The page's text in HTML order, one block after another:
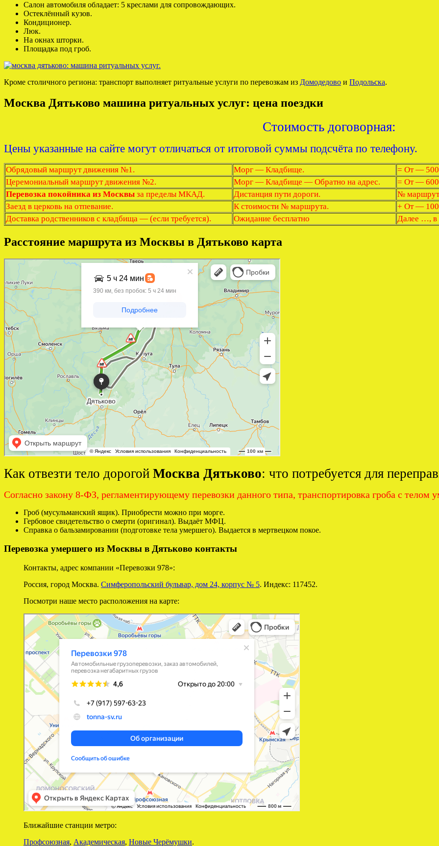
Салон автомобиля обладает: 5 креслами для сопровождающих.
Остеклённый кузов.
Кондиционер.
Люк.
На окнах шторки.
Площадка под гроб.
Кроме столичного региона: транспорт выполняет ритуальные услуги по перевозкам из Домодедово и Подольска.
Москва Дятьково машина ритуальных услуг: цена поездки
Стоимость договорная:
Цены указанные на сайте могут отличаться от итоговой суммы подсчёта по телефону.
Обрядовый маршрут движения №1. Морг — Кладбище.
= От —
Церемониальный маршрут движения №2.
Морг — Кладбище — Обратно на адрес.
= От —
Перевозка покойника из Москвы за пределы МКАД. Дистанция пути дороги.
№
Заезд в церковь на отпевание.
К стоимости № маршрута.
+ От —
Доставка родственников с кладбища — (если требуется).
Ожидание бесплатно Далее …, в
Расстояние маршрута из Москвы в Дятьково карта
Яндекс Карты
Яндекс Карты
Как отвезти тело дорогой Москва Дятьково: что потребуется для
Согласно закону 8-ФЗ, регламентирующему перевозки данного типа, транспортировка гроба с
Гроб (мусульманский ящик). Приобрести можно при морге.
Гербовое свидетельство о смерти (оригинал). Выдаёт МФЦ.
Справка о бальзамировании (подготовке тела умершего). Выдается в мертвецком покое.
Перевозка умершего из Москвы в Дятьково контакты
Контакты, адрес компании «Перевозки 978»:
Россия, город Москва. Симферопольский бульвар, дом 24, корпус № 5. Индекс: 117452.
Посмотри наше место расположения на карте:
Перевозки 978
Перевозка негабаритных грузов в Москве
Автомобильные грузоперевозки в Москве
Ближайшие станции метро:
Профсоюзная, Академическая, Новые Черёмушки.